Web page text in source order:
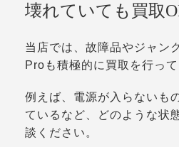
壊れていても買取
当店では、故障品やジャン
Proも積極的に買取を行って
例えば、電源が入らないも
ているなど、どのような状
談ください。